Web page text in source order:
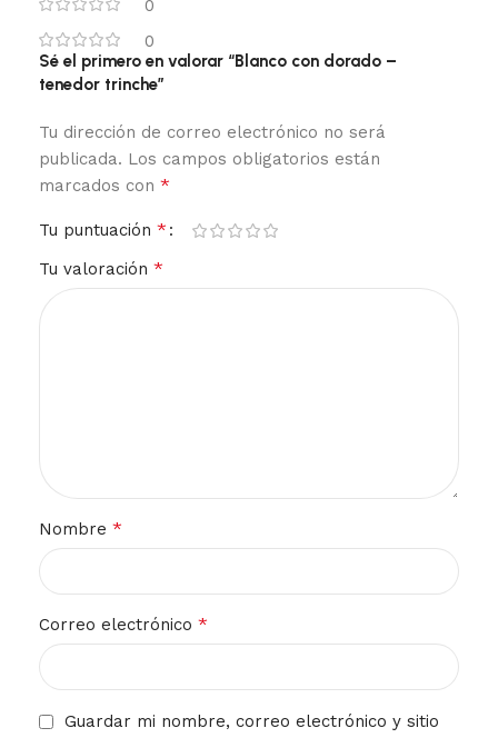
0
0
Sé el primero en valorar “Blanco con dorado –
tenedor trinche”
Tu dirección de correo electrónico no será
publicada. Los campos obligatorios están
marcados con *
Tu puntuación *
Tu valoración *
Nombre *
Correo electrónico *
Guardar mi nombre, correo electrónico y sitio